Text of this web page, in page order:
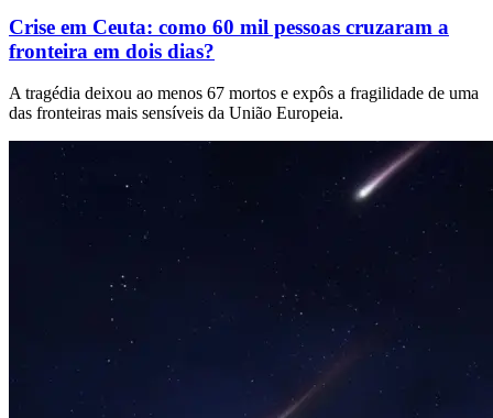
Crise em Ceuta: como 60 mil pessoas cruzaram a
fronteira em dois dias?
A tragédia deixou ao menos 67 mortos e expôs a fragilidade de uma
das fronteiras mais sensíveis da União Europeia.